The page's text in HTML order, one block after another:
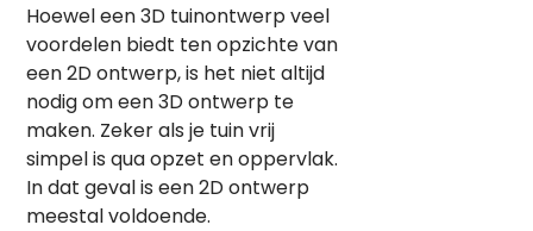
Hoewel een 3D tuinontwerp veel
voordelen biedt ten opzichte van
een 2D ontwerp, is het niet altijd
nodig om een 3D ontwerp te
maken. Zeker als je tuin vrij
simpel is qua opzet en oppervlak.
In dat geval is een 2D ontwerp
meestal voldoende.